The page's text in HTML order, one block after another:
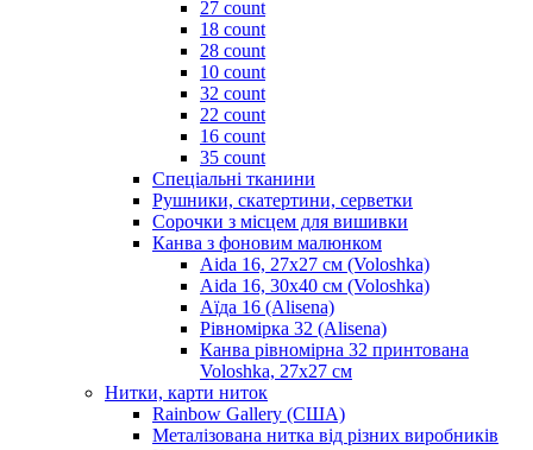
27 count
18 count
28 count
10 count
32 count
22 count
16 count
35 count
Спеціальні тканини
Рушники, скатертини, серветки
Сорочки з місцем для вишивки
Канва з фоновим малюнком
Aida 16, 27х27 см (Voloshka)
Aida 16, 30х40 см (Voloshka)
Аїда 16 (Alisena)
Рівномірка 32 (Alisena)
Канва рівномірна 32 принтована
Voloshka, 27х27 см
Нитки, карти ниток
Rainbow Gallery (США)
Металізована нитка від різних виробників